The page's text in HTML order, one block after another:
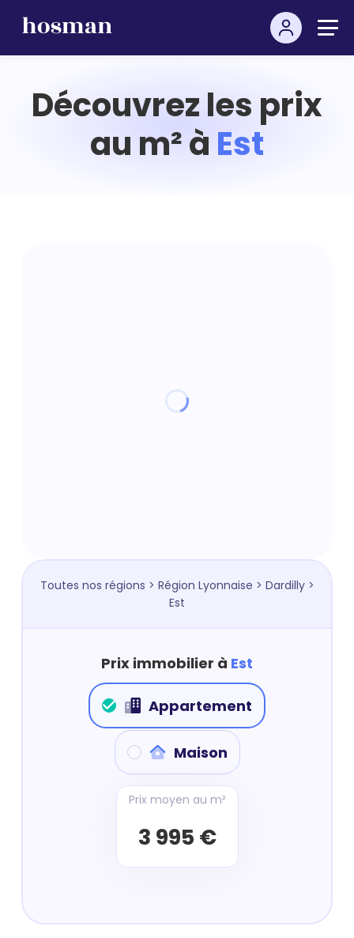
Découvrez les prix
au m² à Est
Toutes nos régions > Région Lyonnaise > Dardilly>
Est
Prix immobilier à Est
Appartement
Maison
Prix moyen au m²
3 995 €